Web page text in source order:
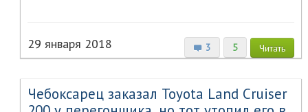
3 5 Читать
29 января 2018
Чебоксарец заказал Toyota Land Cruiser